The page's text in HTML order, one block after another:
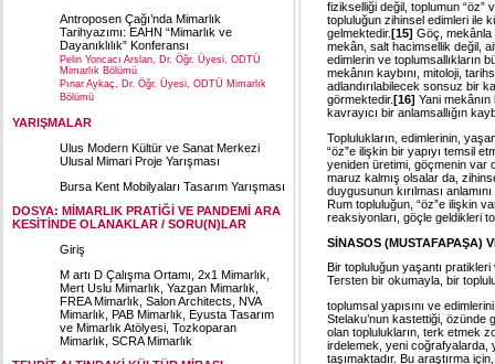
Antroposen Çağı’nda Mimarlık
Tarihyazımı: EAHN “Mimarlık ve
Dayanıklılık” Konferansı
Pelin Yoncacı Arslan, Dr. Öğr. Üyesi, ODTÜ
Mimarlık Bölümü
Pınar Aykaç, Dr. Öğr. Üyesi, ODTÜ Mimarlık
Bölümü
YARIŞMALAR
Ulus Modern Kültür ve Sanat Merkezi
Ulusal Mimari Proje Yarışması
Bursa Kent Mobilyaları Tasarım Yarışması
DOSYA: MİMARLIK PRATİĞİ VE PANDEMİ ARA
KESİTİNDE OLANAKLAR / SORU(N)LAR
Giriş
M artı D Çalışma Ortamı, 2x1 Mimarlık,
Mert Uslu Mimarlık, Yazgan Mimarlık,
FREA Mimarlık, Salon Architects, NVA
Mimarlık, PAB Mimarlık, Eyusta Tasarım
ve Mimarlık Atölyesi, Tozkoparan
Mimarlık, SCRA Mimarlık
fizikselliği değil, toplumun “öz”
topluluğun zihinsel edimleri ile
gelmektedir. [15] Göç, mekânla
mekân, salt hacimsellik değil,
edimlerin ve toplumsallıkların
mekânın kaybını, mitoloji,
adlandırılabilecek sonsuz bir
görmektedir. [16] Yani mekânın
kavrayıcı bir anlamsallığın
Toplulukların, edimlerinin,
“öz”e ilişkin bir yapıyı temsil
yeniden üretimi, göçmenin var
maruz kalmış olsalar da,
duygusunun kırılması
Rum topluluğun, “öz”e ilişkin
reaksiyonları, göçle geldikleri
SİNASOS (MUSTAFAPAŞA)
Bir topluluğun yaşantı pratikleri
Tersten bir okumayla, bir
toplumsal yapısını ve
Stelaku’nun kastettiği, özünde
olan toplulukların, terk etmek
irdelemek, yeni coğrafyalarda,
taşımaktadır. Bu araştırma